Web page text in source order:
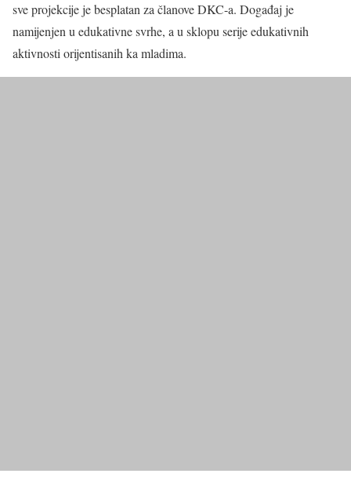
sve projekcije je besplatan za članove DKC-a. Događaj je
namijenjen u edukativne svrhe, a u sklopu serije edukativnih
aktivnosti orijentisanih ka mladima.